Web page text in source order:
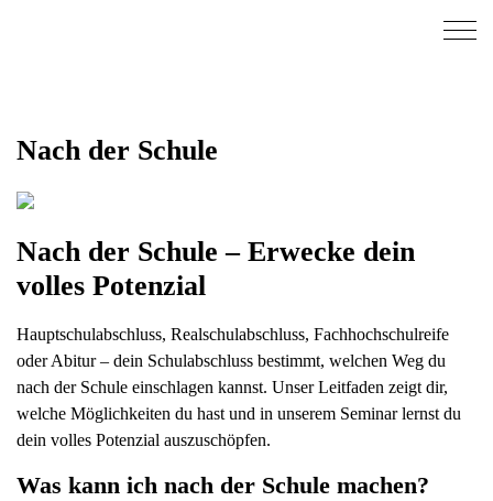
Nach der Schule
Nach der Schule – Erwecke dein
volles Potenzial
Hauptschulabschluss, Realschulabschluss, Fachhochschulreife
oder Abitur – dein Schulabschluss bestimmt, welchen Weg du
nach der Schule einschlagen kannst. Unser Leitfaden zeigt dir,
welche Möglichkeiten du hast und in unserem Seminar lernst du
dein volles Potenzial auszuschöpfen.
Was kann ich nach der Schule machen?